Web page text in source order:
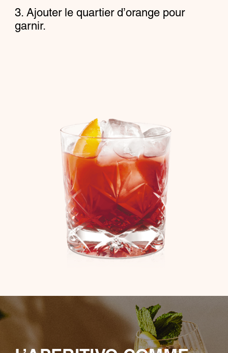
Ajouter le quartier d’orange pour
garnir.